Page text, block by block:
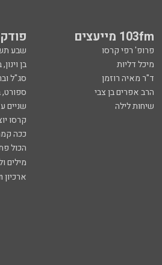
103fm מייעצים
פרופ' רפי קרסו שבע
מיכל דליות בן
ד"ר מאיה רוזמן סג"ל
הרב אפרים בן צבי ספורט,
שיחות לילה שניים
קרסו
ככה
הכול
מילים
ארכיון 103fm